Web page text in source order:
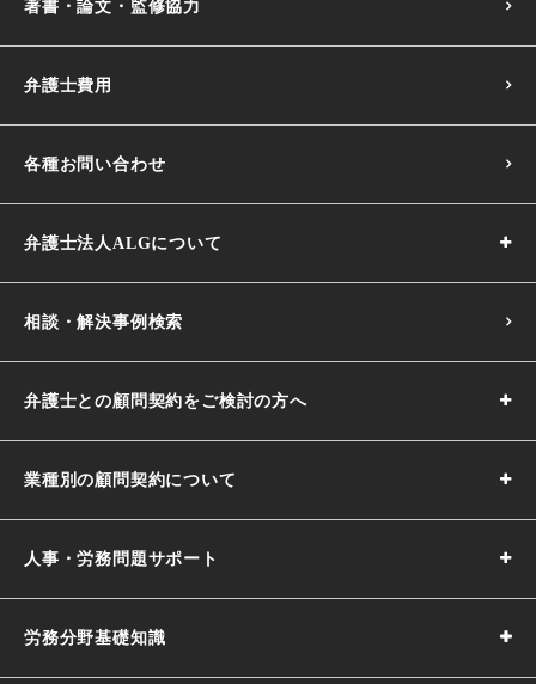
著書・論文・監修協力
弁護士費用
各種お問い合わせ
弁護士法人ALGについて
相談・解決事例検索
弁護士との顧問契約をご検討の方へ
業種別の顧問契約について
人事・労務問題サポート
労務分野基礎知識